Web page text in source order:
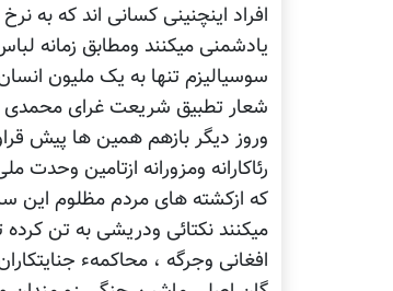
افراد اینچنینی کسانی اند که به
یادشمنی میکنند ومطابق زمانه
سوسیالیزم تنها به یک ملیون
شعار تطبیق شریعت غرای محمدی
وروز دیگر بازهم همین ها پیش
رئاکارانه ومزورانه ازتامین وحدت
که ازکشته های مردم مظلوم این
میکنند نکتائی ودریشی به تن
افغانی وجرگه ، محاکمهء